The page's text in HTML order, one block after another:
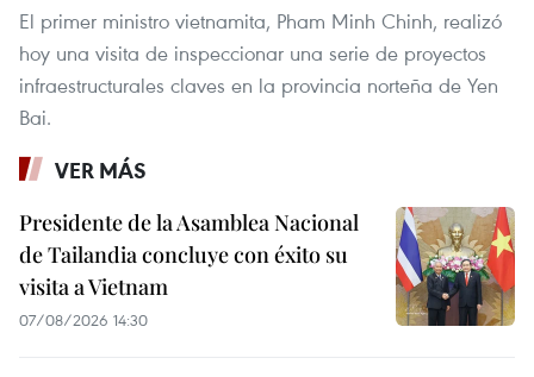
El primer ministro vietnamita, Pham Minh Chinh, realizó
hoy una visita de inspeccionar una serie de proyectos
infraestructurales claves en la provincia norteña de Yen
Bai.
VER MÁS
Presidente de la Asamblea Nacional
de Tailandia concluye con éxito su
visita a Vietnam
07/08/2026 14:30